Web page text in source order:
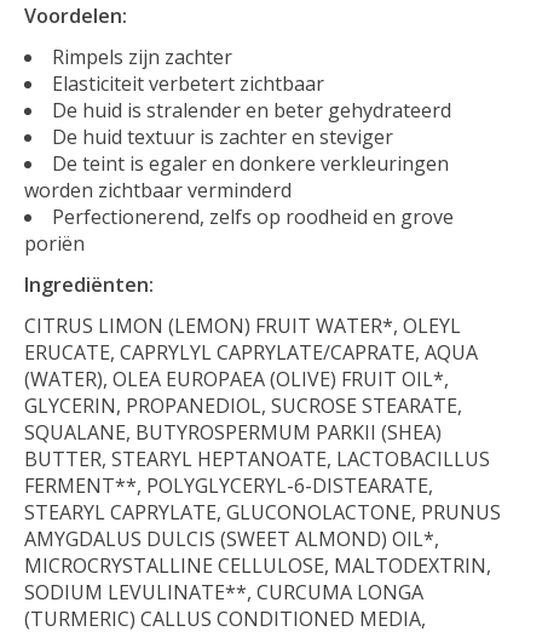
Voordelen:
Rimpels zijn zachter
Elasticiteit verbetert zichtbaar
De huid is stralender en beter gehydrateerd
De huid textuur is zachter en steviger
De teint is egaler en donkere verkleuringen
worden zichtbaar verminderd
Perfectionerend, zelfs op roodheid en grove
poriën
Ingrediënten:
CITRUS LIMON (LEMON) FRUIT WATER*, OLEYL
ERUCATE, CAPRYLYL CAPRYLATE/CAPRATE, AQUA
(WATER), OLEA EUROPAEA (OLIVE) FRUIT OIL*,
GLYCERIN, PROPANEDIOL, SUCROSE STEARATE,
SQUALANE, BUTYROSPERMUM PARKII (SHEA)
BUTTER, STEARYL HEPTANOATE, LACTOBACILLUS
FERMENT**, POLYGLYCERYL-6-DISTEARATE,
STEARYL CAPRYLATE, GLUCONOLACTONE, PRUNUS
AMYGDALUS DULCIS (SWEET ALMOND) OIL*,
MICROCRYSTALLINE CELLULOSE, MALTODEXTRIN,
SODIUM LEVULINATE**, CURCUMA LONGA
(TURMERIC) CALLUS CONDITIONED MEDIA,